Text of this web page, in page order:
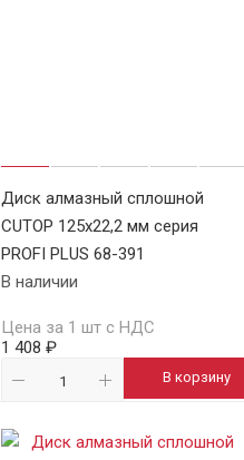
Диск алмазный сплошной
CUTOP 125х22,2 мм серия
PROFI PLUS 68-391
В наличии
Цена за 1 шт с НДС
1 408 ₽
В корзину